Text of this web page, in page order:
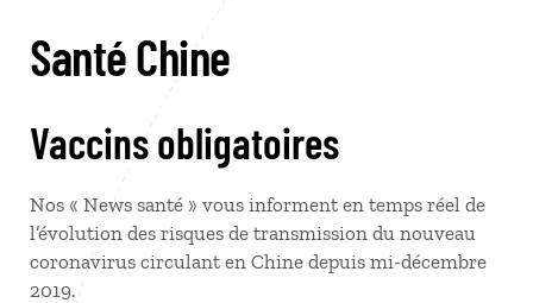
Santé Chine
Vaccins obligatoires
Nos « News santé » vous informent en temps réel de
l’évolution des risques de transmission du nouveau
coronavirus circulant en Chine depuis mi-décembre
2019.